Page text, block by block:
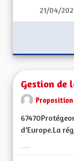
21/04/
Gestion de
d’Europe.La